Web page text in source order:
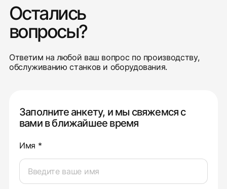
Остались
вопросы?
Ответим на любой ваш вопрос по производству,
обслуживанию станков и оборудования.
Заполните анкету, и мы свяжемся с
вами в ближайшее время
Имя *